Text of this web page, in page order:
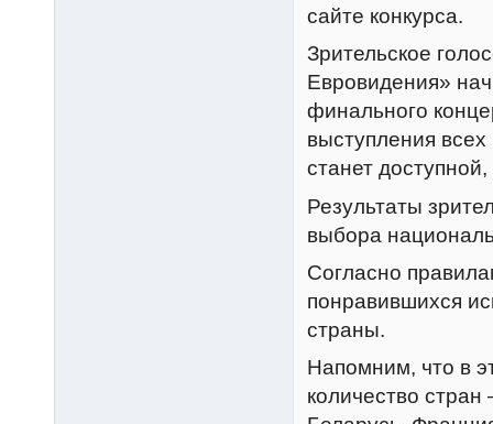
сайте конкурса.
Зрительское
Евровидения»
финального
выступления всех
станет
Результаты
выбора
Согласно
понравившихся
страны.
Напомним, что в
количество